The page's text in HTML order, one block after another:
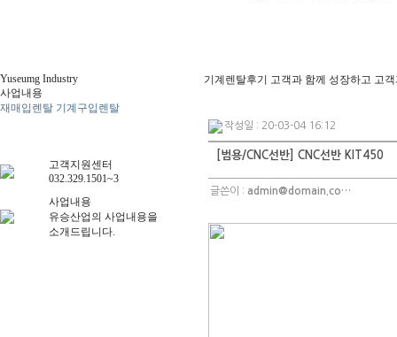
Yuseumg Industry
사업내용
재매입렌탈 기계구입렌탈
고객지원센터
032.329.1501~3
사업내용
유승산업의 사업내용을
소개드립니다.
기계렌탈후기 고객과 함께 성장하고 고
작성일 : 20-03-04 16:12
[범용/CNC선반] CNC선반 KIT450
글쓴이 : admin@domain.co…